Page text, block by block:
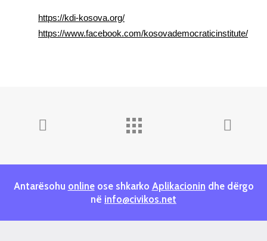
https://kdi-kosova.org/
https://www.facebook.com/kosovademocraticinstitute/
Antarësohu onlineose shkarko Aplikacionin dhe dërgo
në info@civikos.net